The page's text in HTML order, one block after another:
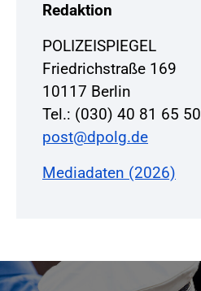
Redaktion
POLIZEISPIEGEL
Friedrichstraße 169
10117 Berlin
Tel.: (030) 40 81 65 50
post@dpolg.de
Mediadaten (2026)